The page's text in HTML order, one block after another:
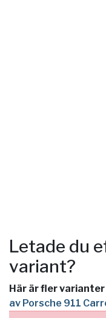
Letade du
variant?
Här är fler varianter
av Porsche 911